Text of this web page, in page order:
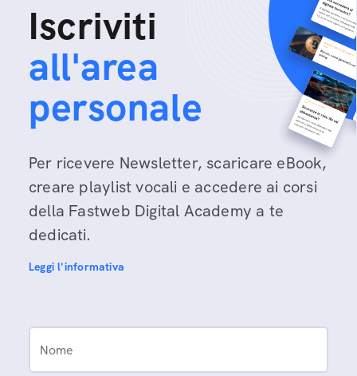
Iscriviti
all'area
personale
Per ricevere Newsletter, scaricare eBook,
creare playlist vocali e accedere ai corsi
della Fastweb Digital Academy a te
dedicati.
Leggi l'informativa
Nome